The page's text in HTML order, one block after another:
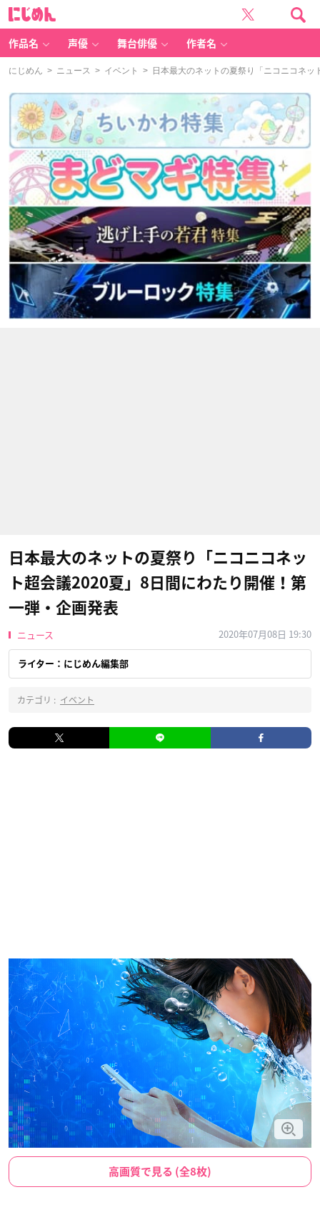
作品名 声優 舞台俳優 作者名
にじめん > ニュース > イベント > 日本最大のネットの夏祭り「ニコニコネ
日本最大のネットの夏祭り「ニコニコネッ
ト超会議2020夏」8日間にわたり開催！第
一弾・企画発表
ニュース 2020年07月08日 19:30
ライター：にじめん編集部
カテゴリ : イベント
高画質で見る (全8枚)